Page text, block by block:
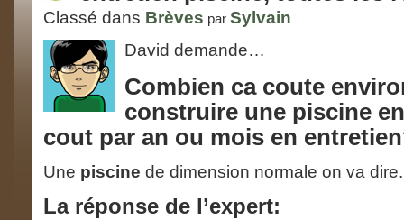
Classé dans Brèves par Sylvain
David demande…
Combien ca coute
construire une piscine
cout par an ou mois en
Une piscine de dimension normale on va
La réponse de l’expert: